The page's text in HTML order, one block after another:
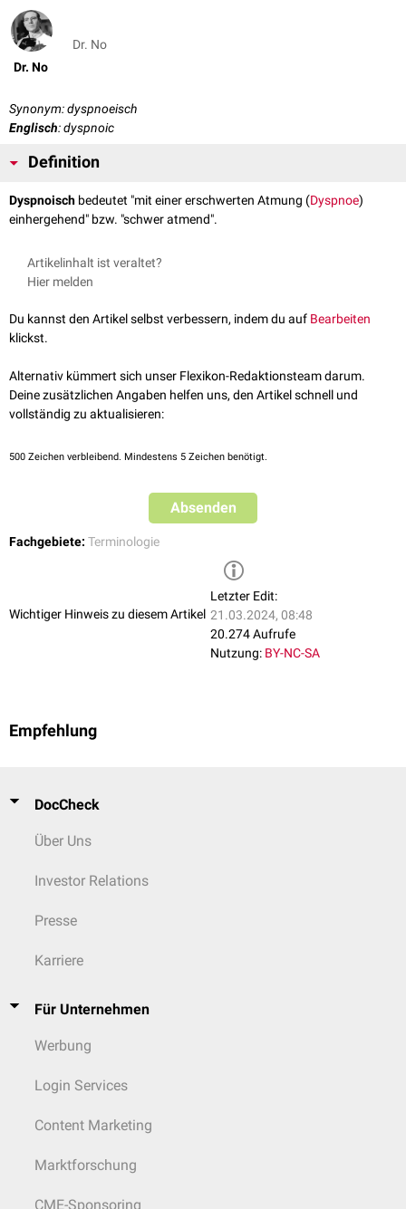
Dr. No
Dr. No
Synonym: dyspnoeisch
Englisch: dyspnoic
Definition
Dyspnoisch bedeutet "mit einer erschwerten Atmung (Dyspnoe)
einhergehend" bzw. "schwer atmend".
Artikelinhalt ist veraltet?
Hier melden
Du kannst den Artikel selbst verbessern, indem du auf Bearbeiten
klickst.
Alternativ kümmert sich unser Flexikon-Redaktionsteam darum.
Deine zusätzlichen Angaben helfen uns, den Artikel schnell und
vollständig zu aktualisieren:
500 Zeichen verbleibend. Mindestens 5 Zeichen benötigt.
Absenden
Fachgebiete: Terminologie
Wichtiger Hinweis zu diesem Artikel
Letzter Edit:
21.03.2024, 08:48
20.274 Aufrufe
Nutzung: BY-NC-SA
Empfehlung
DocCheck
Über Uns
Investor Relations
Presse
Karriere
Für Unternehmen
Werbung
Login Services
Content Marketing
Marktforschung
CME-Sponsoring